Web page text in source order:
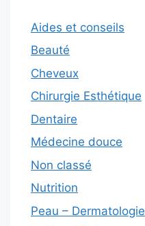
Aides et conseils
Beauté
Cheveux
Chirurgie Esthétique
Dentaire
Médecine douce
Non classé
Nutrition
Peau – Dermatologie